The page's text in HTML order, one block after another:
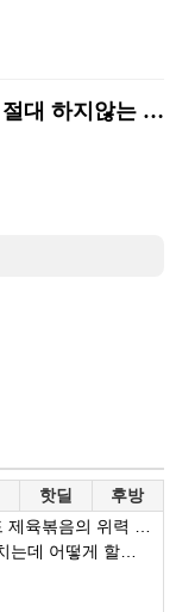
한 스트리머가 담배를 절대 하지않는 이유
핫딜 후방
볶음의 위력 ㅋㅋ
어떻게 할까요?